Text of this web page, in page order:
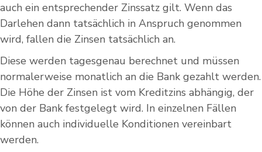
auch ein entsprechender Zinssatz gilt. Wenn das
Darlehen dann tatsächlich in Anspruch genommen
wird, fallen die Zinsen tatsächlich an.
Diese werden tagesgenau berechnet und müssen
normalerweise monatlich an die Bank gezahlt werden.
Die Höhe der Zinsen ist vom Kreditzins abhängig, der
von der Bank festgelegt wird. In einzelnen Fällen
können auch individuelle Konditionen vereinbart
werden.